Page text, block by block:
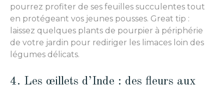
pourrez profiter de ses feuilles succulentes tout
en protégeant vos jeunes pousses. Great tip :
laissez quelques plants de pourpier à périphérie
de votre jardin pour rediriger les limaces loin des
légumes délicats.
4. Les œillets d’Inde : des fleurs aux